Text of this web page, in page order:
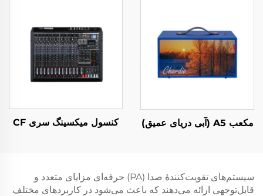
مکعب A5 (آبی دریای عمیق) کنسول میکسینگ سری CF
سیستم‌های تقویت‌کنندهٔ صدا (PA) حرفه‌ای مزایای متعدد و
قابل‌توجهی ارائه می‌دهند که باعث می‌شود در کاربردهای مختلف